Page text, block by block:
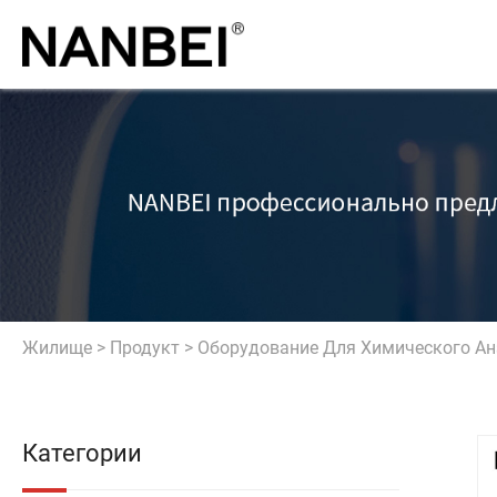
Жилище > Продукт > Оборудование Для Химического
Категории